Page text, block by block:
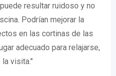
resultar ruidoso y no
Podrían mejorar la
en las cortinas de las
adecuado para relajarse,
visita."